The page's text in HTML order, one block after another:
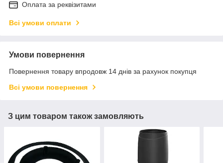
Оплата за реквізитами
Всі умови оплати
Умови повернення
Повернення товару впродовж 14 днів за рахунок покупця
Всі умови повернення
З цим товаром також замовляють